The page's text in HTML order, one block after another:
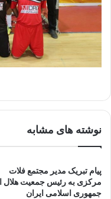
نوشته های مشابه
پیام تبریک مدیر مجتمع فلات
مرکزی به رئیس جمعیت هلال
جمهوری اسلامی ایران